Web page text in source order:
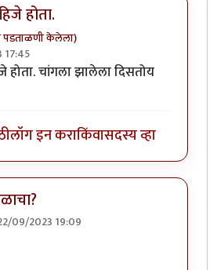
होता.
पडताळणी केलेला)
17:45
होता. चांगला झालेला दिसतोय
लॉग इन कराकिंवासदस्य व्हा
09/2023 19:09